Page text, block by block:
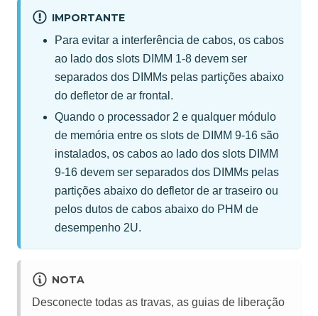
IMPORTANTE
Para evitar a interferência de cabos, os cabos
ao lado dos slots DIMM 1-8 devem ser
separados dos DIMMs pelas partições abaixo
do defletor de ar frontal.
Quando o processador 2 e qualquer módulo
de memória entre os slots de DIMM 9-16 são
instalados, os cabos ao lado dos slots DIMM
9-16 devem ser separados dos DIMMs pelas
partições abaixo do defletor de ar traseiro ou
pelos dutos de cabos abaixo do PHM de
desempenho 2U.
NOTA
Desconecte todas as travas, as guias de liberação